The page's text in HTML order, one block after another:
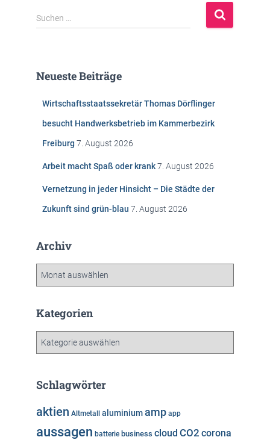
S
u
n
Suchen …
Neueste Beiträge
Wirtschaftsstaatssekretär Thomas Dörflinger
besucht Handwerksbetrieb im Kammerbezirk
Freiburg 7. August 2026
Arbeit macht Spaß oder krank7. August 2026
Vernetzung in jeder Hinsicht – Die Städte der
Zukunft sind grün-blau 7. August 2026
Archiv
h
Kategorien
g
r
i
Schlagwörter
aktien Altmetall aluminiumamp app
aussagen batterie business cloud CO2 corona